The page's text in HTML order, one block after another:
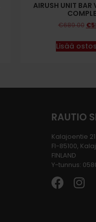
AIRUSH UNIT
€689.00 €
Lisää
RAUTIO
Kalajoentie 21
FI-85100,
FINLAND
Y-tunnus: